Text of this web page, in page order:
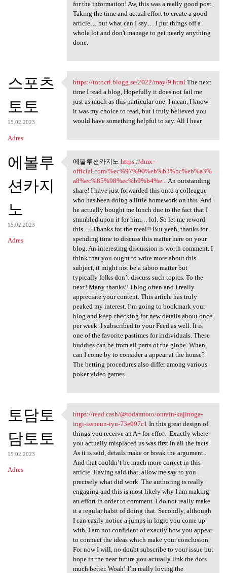
for the information! Aw, this was a really good post.
Taking the time and actual effort to create a good
article… but what can I say… I put things off a
whole lot and don't manage to get nearly anything
done.
스포츠
토토
15.02.2023
Adres
https://totocri.blogg.se/2022
https://totocri.blogg.se/2022/may/9.htmlThe next
time I read a blog, Hopefully it does not fail me
just as much as this particular one. I mean, I know
it was my choice to read, but I truly believed you
would have something helpful to say. All I hear
에볼루
션카지
노
15.02.2023
Adres
에볼루션카지노 https://dmx-official
에볼루션카지노 https://dmx-
official.com/%ec%97%90%eb%b3%bc%eb%a3%
a8%ec%85%98%ec%b9%b4%e...An outstanding
share! I have just forwarded this onto a colleague
who has been doing a little homework on this. And
he actually bought me lunch due to the fact that I
stumbled upon it for him… lol. So let me reword
this…. Thanks for the meal!! But yeah, thanks for
spending time to discuss this matter here on your
blog. An interesting discussion is worth comment. I
think that you ought to write more about this
subject, it might not be a taboo matter but
typically folks don’t discuss such topics. To the
next! Many thanks!! I blog often and I really
appreciate your content. This article has truly
peaked my interest. I’m going to bookmark your
blog and keep checking for new details about once
per week. I subscribed to your Feed as well. It is
one of the favorite pastimes for individuals. These
buddies can be from all parts of the globe. When
can I come by to consider a appear at the house?
The betting procedures also differ among various
poker video games.
토담토
담토토
15.02.2023
Adres
https://read.cash/@todamtoto
https://read.cash/@todamtoto/onrain-kajinoga-
ingi-issneun-iyu-73e097c1 In this great design of
things you receive an A+ for effort. Exactly where
you actually misplaced us was first in all the facts.
As it is said, details make or break the argument..
And that couldn’t be much more correct in this
article. Having said that, allow me say to you
precisely what did work. The authoring is really
engaging and this is most likely why I am making
an effort in order to comment. I do not really make
it a regular habit of doing that. Secondly, although
I can easily notice a jumps in logic you come up
with, I am not confident of exactly how you appear
to connect the ideas which make your conclusion.
For now I will, no doubt subscribe to your issue but
hope in the near future you actually link the dots
much better. Woah! I’m really loving the